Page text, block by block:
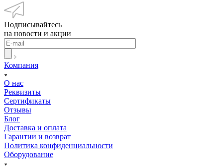
Подписывайтесь
на новости и акции
Компания
О нас
Реквизиты
Сертификаты
Отзывы
Блог
Доставка и оплата
Гарантии и возврат
Политика конфиденциальности
Оборудование